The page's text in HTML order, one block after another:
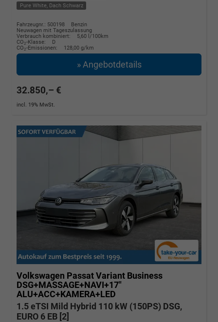
Pure White, Dach Schwarz
Fahrzeugnr.: 500198
Benzin
Neuwagen mit Tageszulassung
Verbrauch kombiniert:
5,60 l/100km
CO2-Klasse:
D
CO2-Emissionen: 128,00 g/km
» Angebotdetails
32.850,– €
incl. 19% MwSt.
Volkswagen Passat Variant Business
DSG+MASSAGE+NAVI+17"
ALU+ACC+KAMERA+LED
1.5 eTSI Mild Hybrid 110 kW (150PS) DSG,
EURO 6 EB [2]